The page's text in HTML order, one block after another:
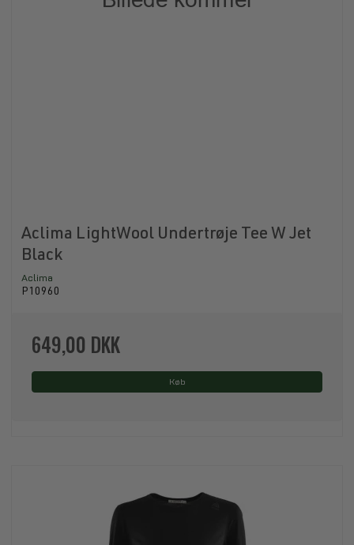
Aclima LightWool Undertrøje Tee W Jet
Black
Aclima
P10960
649,00 DKK
Køb